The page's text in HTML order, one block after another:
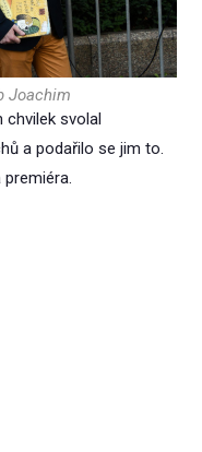
Joachim
svolal
a podařilo se jim to.